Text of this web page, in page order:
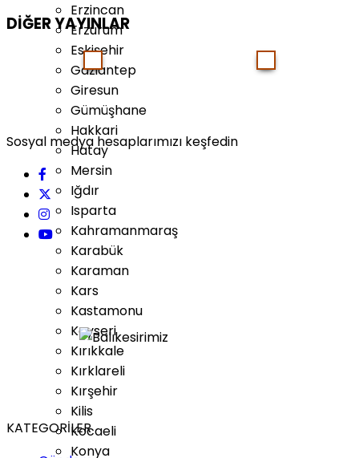
Erzincan
Erzurum
Eskişehir
Gaziantep
Giresun
Gümüşhane
Hakkari
Hatay
Mersin
Iğdır
Isparta
Kahramanmaraş
Karabük
Karaman
Kars
Kastamonu
Kayseri
Kırıkkale
Kırklareli
Kırşehir
Kilis
Kocaeli
Konya
DİĞER YAYINLAR
Sosyal medya hesaplarımızı keşfedin
KATEGORİLER